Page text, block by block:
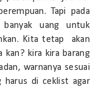
Tapi pada
uang untuk
Kita tetap akan
kan? kira kira barang
warnanya sesuai
harus di ceklist agar